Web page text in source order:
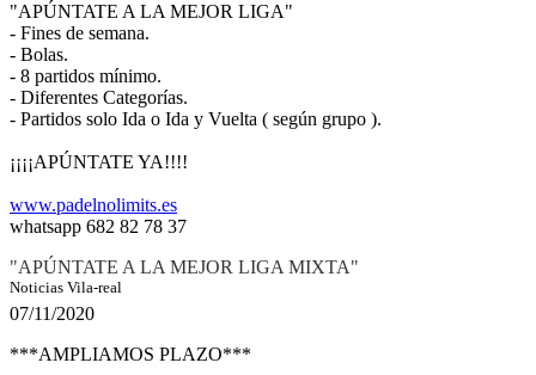
"APÚNTATE A LA MEJOR LIGA"
- Fines de semana.
- Bolas.
- 8 partidos mínimo.
- Diferentes Categorías.
- Partidos solo Ida o Ida y Vuelta ( según grupo ).
¡¡¡¡APÚNTATE YA!!!!
www.padelnolimits.es
whatsapp 682 82 78 37
"APÚNTATE A LA MEJOR LIGA MIXTA"
Noticias Vila-real
07/11/2020
***AMPLIAMOS PLAZO***